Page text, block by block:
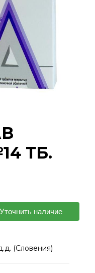
ТБ.
Уточнить наличие
(Словения)